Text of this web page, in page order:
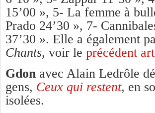
15’00 », 5- La femme à
Prado 24’30 », 7-
37’30 ». Elle a également
Chants, voir le précédent
Gdon avec Alain Ledrôle
gens, Ceux qui restent, en
isolées.